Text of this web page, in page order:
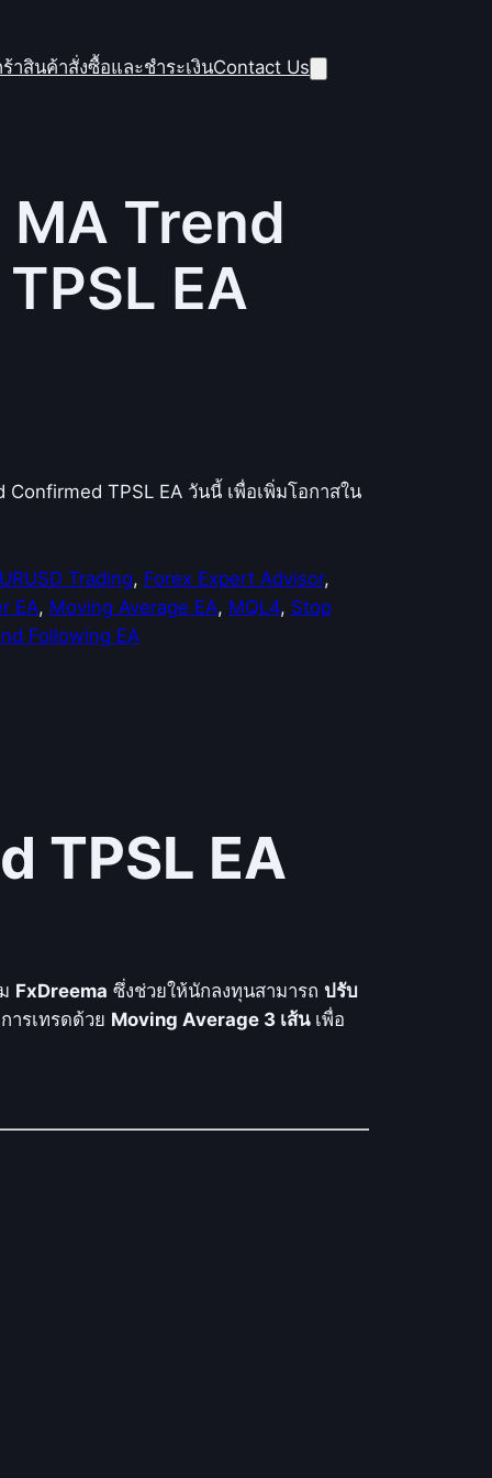
าสินค้าสั่งซื้อและชำระเงินContact Us
Trend
EA
TPSL EA วันนี้ เพื่อเพิ่มโอกาสใน
Trading, Forex Expert Advisor
EA, Moving Average EA, MQL4, Stop
Following EA
TPSL EA
FxDreema ซึ่งช่วยให้นักลงทุนสามารถ ปรับ
ารเทรดด้วย Moving Average 3 เส้นเพื่อ